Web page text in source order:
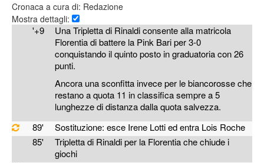
Cronaca a cura di: Redazione
Mostra dettagli:
'+9
Una Tripletta di Rinaldi consente alla matricola
Florentia di battere la Pink Bari per 3-0
conquistando il quinto posto in graduatoria con 26
punti.
Ancora una sconfitta invece per le biancorosse che
restano a quota 11 in classifica sempre a 5
lunghezze di distanza dalla quota salvezza.
89'
Sostituzione: esce Irene Lotti ed entra Lois Roche
85'
Tripletta di Rinaldi per la Florentia che chiude i
giochi